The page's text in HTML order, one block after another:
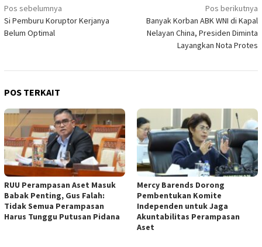
Navigasi
pos
Pos sebelumnya
Si Pemburu Koruptor Kerjanya
Belum Optimal
Pos berikutnya
Banyak Korban ABK WNI di Kapal
Nelayan China, Presiden Diminta
Layangkan Nota Protes
POS TERKAIT
RUU Perampasan Aset Masuk
Babak Penting, Gus Falah:
Tidak Semua Perampasan
Harus Tunggu Putusan Pidana
Mercy Barends Dorong
Pembentukan Komite
Independen untuk Jaga
Akuntabilitas Perampasan
Aset